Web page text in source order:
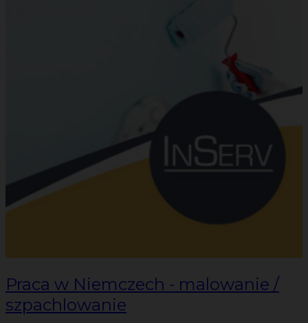
Praca w Niemczech - malowanie /
szpachlowanie